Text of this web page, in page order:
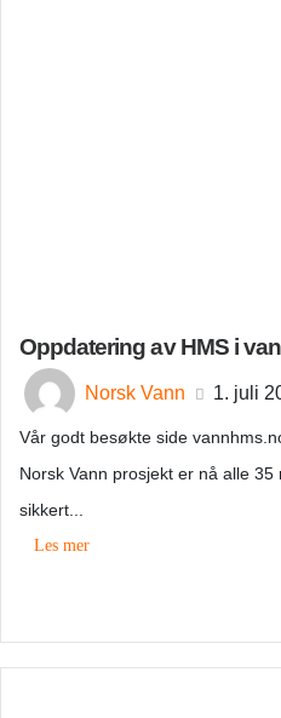
Oppdatering av HMS i
Norsk Vann 1. juli
Vår godt besøkte side
Norsk Vann prosjekt er nå alle
sikkert...
Les mer